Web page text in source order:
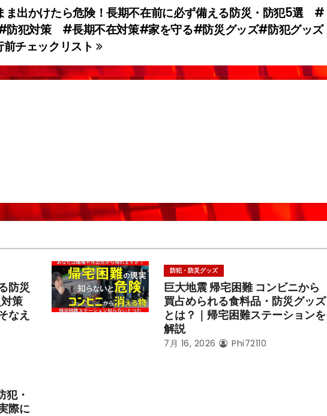
ま出かけたら危険！長期不在前に必ず備える防災・防犯5選 #
防犯対策 #長期不在対策#家を守る#防災グッズ#防犯グッズ
チェックリスト
防災
策
なえ
防犯・防災グッズ
巨大地震 帰宅困難 コンビニから
買占められる食料品・防災グッズ
とは？｜帰宅困難ステーションを
解説
7月 16, 2026 Phi72110
犯・
際に